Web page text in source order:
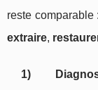
reste
extraire,
1)